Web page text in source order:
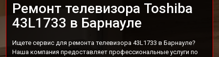
Ремонт телевизора Toshiba
43L1733 в Барнауле
Ищете сервис для ремонта телевизора 43L1733 в Барнауле?
Наша компания предоставляет профессиональные услуги по